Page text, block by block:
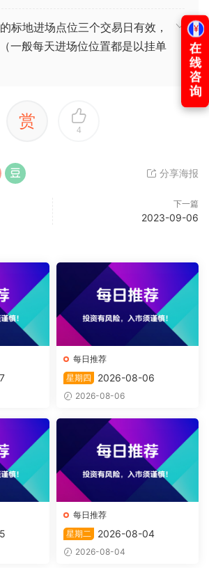
标地进场点位三个交易日有效，
一般每天进场位位置都是以挂单
赏 4
分享海报
下一篇
2023-09-06
每日推荐
星期四
2026-08-06
2026-08-06
每日推荐
星期二
2026-08-04
2026-08-04